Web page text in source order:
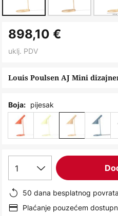
to
the
of
images
gallery
Louis Poulsen AJ Mini
898,10 €
uklj. PDV
Boja: pijesak
1
50 dana besplatnog povrata
Plaćanje pouzećem